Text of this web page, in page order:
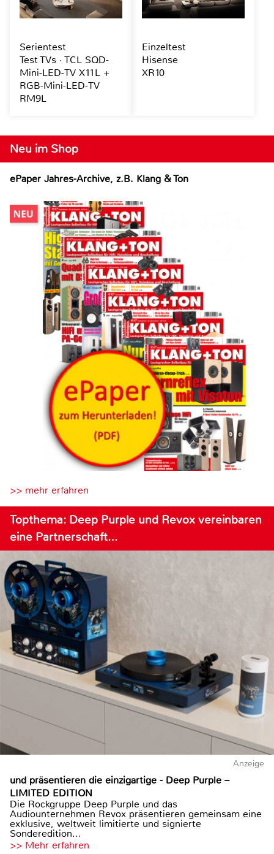
Neu im Shop
ePaper Jahres-Archive, z.B. Klang & Ton
>> mehr erfahren
Topthema: Deep Purple und Revox vereinbaren
eine Partnerschaft…
Anzeige
und präsentieren die einzigartige - Deep Purple –
LIMITED EDITION
Die Rockgruppe Deep Purple und das
Audiounternehmen Revox präsentieren gemeinsam eine
exklusive, weltweit limitierte und signierte
Sonderedition...
>> Mehr erfahren
Serientest
Test TVs · TCL SQD-
Mini-LED-TV X11L +
RGB-Mini-LED-TV
RM9L
Einzeltest
Hisense
XR10